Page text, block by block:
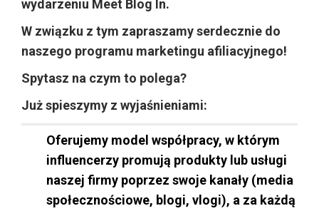
wydarzeniu Meet Blog In.
W związku z tym zapraszamy serdecznie do
naszego programu marketingu afiliacyjnego!
Spytasz na czym to polega?
Już spieszymy z wyjaśnieniami:
Oferujemy model współpracy, w którym
influencerzy promują produkty lub usługi
naszej firmy poprzez swoje kanały (media
społecznościowe, blogi, vlogi), a za każdą